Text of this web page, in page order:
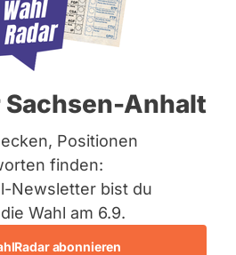
Vorpommern
Sachsen-Anhalt
Positionen
finden:
Newsletter bist du
Wahl am 6.9.
abonnieren
Zehrer
SPD
aktuelles und kein zukünftiges
auf Landes-, Bundes-
Kandidaturen über eine
bei uns nicht erfasst.